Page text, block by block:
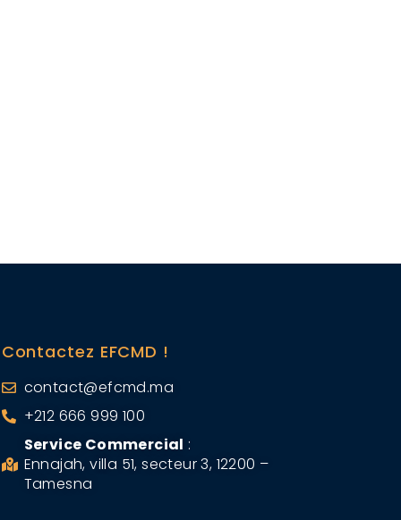
Contactez EFCMD !
contact@efcmd.ma
+212 666 999 100
Service Commercial :
Ennajah, villa 51, secteur 3, 12200 –
Tamesna